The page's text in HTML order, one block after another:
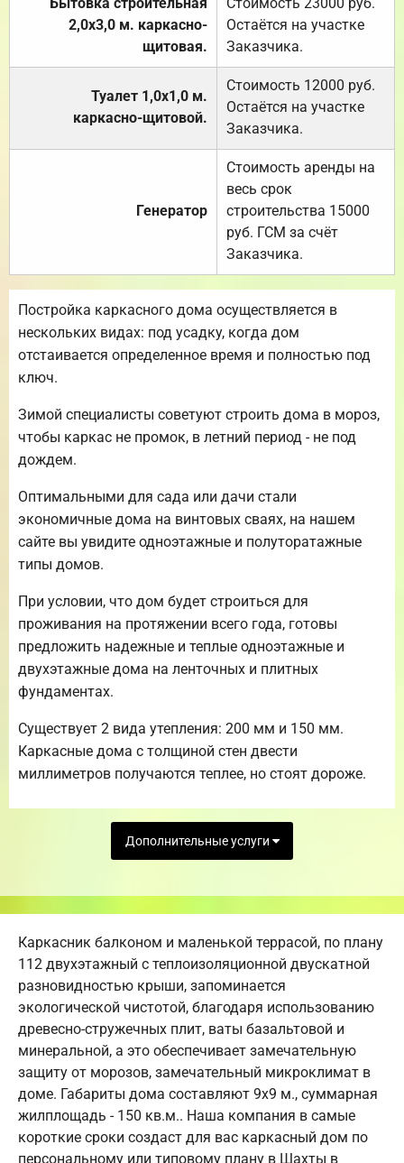
Бытовка строительная
2,0х3,0 м. каркасно-
щитовая.
Стоимость 23000 руб.
Остаётся на участке
Заказчика.
Туалет 1,0х1,0 м.
каркасно-щитовой.
Стоимость 12000 руб.
Остаётся на участке
Заказчика.
Генератор
Стоимость аренды на
весь срок
строительства 15000
руб. ГСМ за счёт
Заказчика.
Постройка каркасного дома осуществляется в
нескольких видах: под усадку, когда дом
отстаивается определенное время и полностью под
ключ.
Зимой специалисты советуют строить дома в мороз,
чтобы каркас не промок, в летний период - не под
дождем.
Оптимальными для сада или дачи стали
экономичные дома на винтовых сваях, на нашем
сайте вы увидите одноэтажные и полуторатажные
типы домов.
При условии, что дом будет строиться для
проживания на протяжении всего года, готовы
предложить надежные и теплые одноэтажные и
двухэтажные дома на ленточных и плитных
фундаментах.
Существует 2 вида утепления: 200 мм и 150 мм.
Каркасные дома с толщиной стен двести
миллиметров получаются теплее, но стоят дороже.
Дополнительные услуги
Каркасник балконом и маленькой террасой, по плану
112 двухэтажный с теплоизоляционной двускатной
разновидностью крыши, запоминается
экологической чистотой, благодаря использованию
древесно-стружечных плит, ваты базальтовой и
минеральной, а это обеспечивает замечательную
защиту от морозов, замечательный микроклимат в
доме. Габариты дома составляют 9х9 м., суммарная
жилплощадь - 150 кв.м.. Наша компания в самые
короткие сроки создаст для вас каркасный дом по
персональному или типовому плану в Шахты в